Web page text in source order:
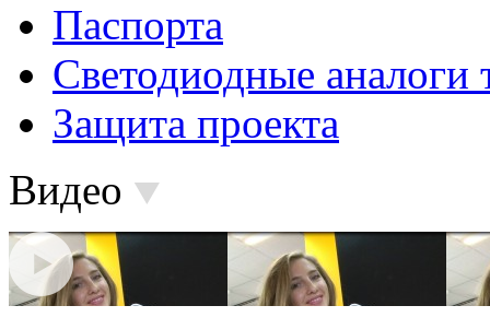
Паспорта
Светодиодные аналоги
Защита проекта
Видео